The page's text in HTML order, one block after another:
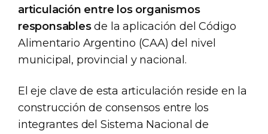
articulación entre los organismos
responsablesde la aplicación del Código
Alimentario Argentino (CAA) del nivel
municipal, provincial y nacional.
El eje clave de esta articulación reside en la
construcción de consensos entre los
integrantes del Sistema Nacional de